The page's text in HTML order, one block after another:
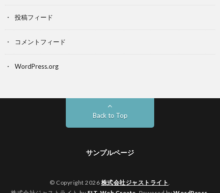
投稿フィード
コメントフィード
WordPress.org
Back to Top
サンプルページ
© Copyright 2026 株式会社ジャストライト.